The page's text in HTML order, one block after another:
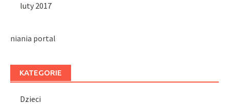
luty 2017
niania portal
KATEGORIE
Dzieci